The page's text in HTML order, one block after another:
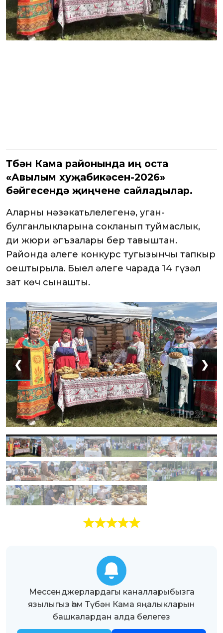
Түбән Кама районында иң оста
«Авылым хуҗабикәсен-2026»
бәйгесендә җиңүчене сайладылар.
Аларның нәзәкатьлелегенә, уңган-
булганлыкларына сокланып туймаслык,
ди жюри әгъзалары бер тавыштан.
Районда әлеге конкурс тугызынчы тапкыр
оештырыла. Быел әлеге чарада 14 гүзәл
зат көч сынашты.
❮ ❯
Мессенджерлардагы каналларыбызга
язылыгыз һәм Түбән Кама яңалыкларын
башкалардан алда белегез